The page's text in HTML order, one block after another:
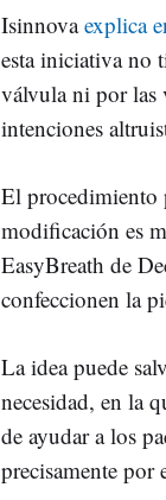
Isinnovaexplica
esta iniciativa no
válvula ni por las
intenciones
El procedimiento
modificación es
EasyBreath de
confeccionen la
La idea puede
necesidad, en la
de ayudar a los
precisamente por